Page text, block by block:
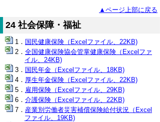
▲ページ上部に戻る
24 社会保障・福祉
国民健康保険（Excelファイル、22KB)
全国健康保険協会管掌健康保険（Excelファ
イル、24KB)
国民年金（Excelファイル、18KB)
厚生年金保険（Excelファイル、22KB)
雇用保険（Excelファイル、29KB)
介護保険（Excelファイル、22KB)
産業別労働者災害補償保険給付状況（Excel
ファイル、19KB)